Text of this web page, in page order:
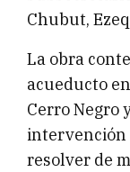
Chubut,
La obra
acueducto
Cerro Negro
intervención
resolver de